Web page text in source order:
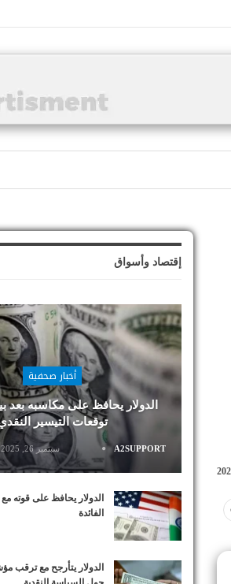
إقتصاد وأسواق
أخبار صحفية
الدولار يحافظ على مكاسبه بعد
توقعات التيسير
A2SUPPORT سبتمبر 26, 2025
الدولار يحافظ على قوته
الفائدة
الدولار يتأرجح مع ترقب